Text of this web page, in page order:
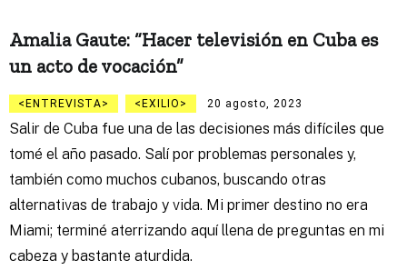
Amalia Gaute: “Hacer televisión en Cuba es
un acto de vocación”
ENTREVISTA EXILIO 20 agosto, 2023
Salir de Cuba fue una de las decisiones más difíciles que
tomé el año pasado. Salí por problemas personales y,
también como muchos cubanos, buscando otras
alternativas de trabajo y vida. Mi primer destino no era
Miami; terminé aterrizando aquí llena de preguntas en mi
cabeza y bastante aturdida.